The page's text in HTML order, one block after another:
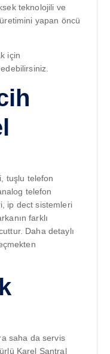
teknolojili ve
yapan öncü
için
tuşlu telefon
telefon
ip dect sistemleri
farklı
Daha detaylı
saha da servis
Karel Santral